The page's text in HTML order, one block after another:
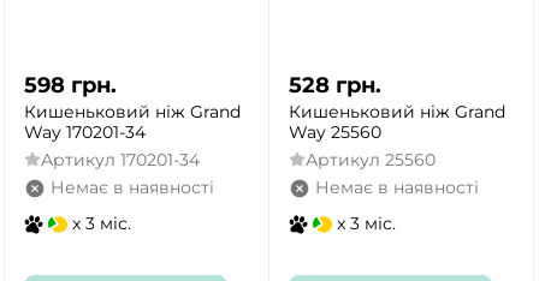
598 грн.
Кишеньковий ніж Grand
Way 170201-34
Артикул 170201-34
Немає в наявності
x 3 міс.
528 грн.
Кишеньковий ніж Grand
Way 25560
Артикул 25560
Немає в наявності
x 3 міс.